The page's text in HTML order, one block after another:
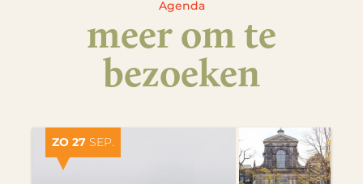
Agenda
meer om te
bezoeken
ZO 27 SEP.